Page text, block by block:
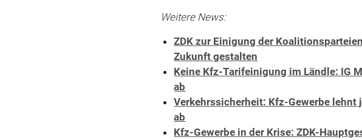
Weitere News:
ZDK zur Einigung der
Zukunft gestalten
Keine Kfz-Tarifeinigung im Ländle: IG
ab
Verkehrssicherheit: Kfz-Gewerbe
ab
Kfz-Gewerbe in der Krise: ZDK-